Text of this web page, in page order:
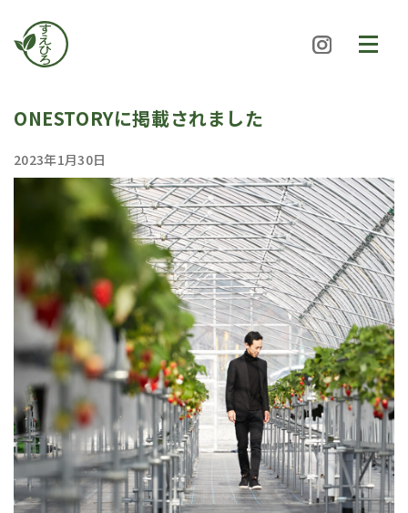
toggle
ONESTORYに掲載されました
2023年1月30日